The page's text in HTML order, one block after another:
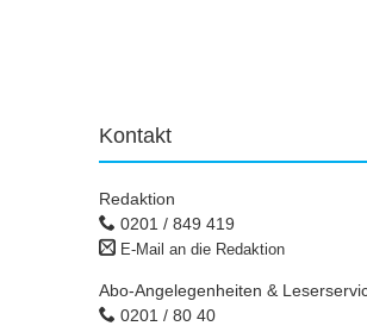
Kontakt
Redaktion
0201 / 849 419
E-Mail an die Redaktion
Abo-Angelegenheiten &
0201 / 80 40